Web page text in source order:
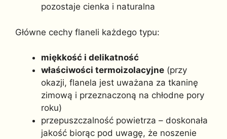
pozostaje cienka i naturalna
Główne cechy flaneli każdego typu:
miękkość i delikatność
właściwości termoizolacyjne (przy
okazji, flanela jest uważana za tkaninę
zimową i przeznaczoną na chłodne pory
roku)
przepuszczalność powietrza – doskonała
jakość biorąc pod uwagę, że noszenie